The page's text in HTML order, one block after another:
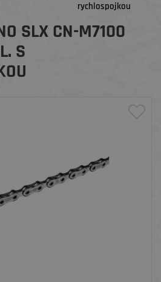
rychlospojkou
SLX CN-M7100
S